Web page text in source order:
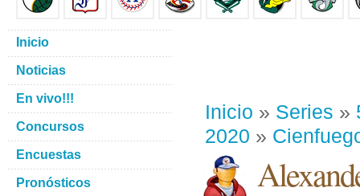
Inicio » Series »
2020 »
Inicio
Noticias
En vivo!!!
Concursos
Encuestas
Pronósticos